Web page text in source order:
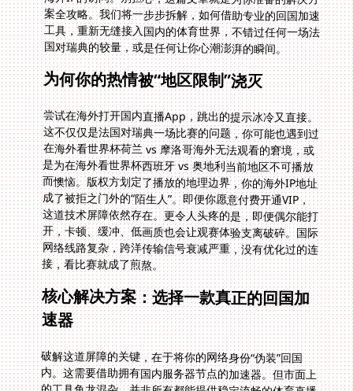
国对瑞典的较量，或是任何让你心潮澎湃的瞬间。
为何你的热情被“地区限制”浇灭
尝试在海外打开国内直播App，跳出的提示冰冷又直接。
这不仅仅是法国对瑞典一场比赛的问题，你可能也遇到过
在海外看世界杯荷兰 vs 摩洛哥海外无法观看的窘境，或
是为在海外看世界杯西班牙 vs 奥地利当前地区不可播放
而懊恼。版权方划定了播放的地理边界，你的海外IP地址
成了被拒之门外的“陌生人”。即便你愿意付费开通VIP，
这道技术屏障依然存在。更令人头疼的是，即便偶尔能打
开，卡顿、缓冲、低画质也会让观赛体验支离破碎。国际
网络线路复杂，跨洋传输信号衰减严重，没有优化过的连
接，看比赛就成了煎熬。
核心解决方案：选择一款真正的回国加
速器
破解这道屏障的关键，在于将你的网络身份“伪装”回国
内。这需要借助拥有国内服务器节点的加速器。但市面上
的工具鱼龙混杂，并非所有都能提供稳定流畅的体育直播
体验。你需要的不只是一个简单的VPN，而是一个为高清
流媒体深度优化的智能网络通道。它需要足够智能，能为
你正在观看的腾讯体育或央视频自动选择最顺畅的线路；
它需要足够稳定，确保在进球的关键时刻画面不会突然卡
住；它更需要足够安全，保护你的观看数据不被窥探。这